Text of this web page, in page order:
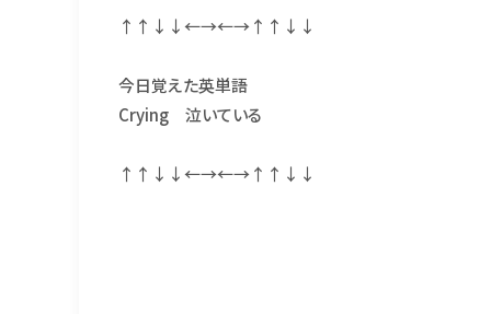
↑↑↓↓←→←→↑↑↓↓
今日覚えた英単語
Crying 泣いている
↑↑↓↓←→←→↑↑↓↓